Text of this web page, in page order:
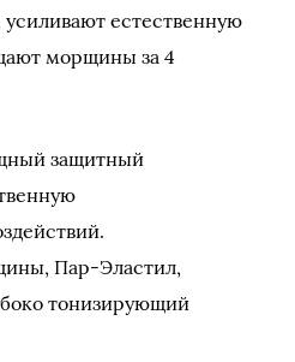
естественную
морщины за 4
защитный
Пар-Эластил,
тонизирующий